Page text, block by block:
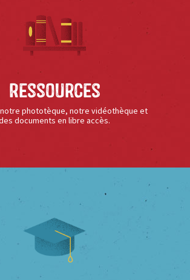
Ressources
phototèque, notre vidéothèque et
documents en libre accès.